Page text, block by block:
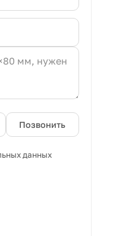
Позвонить
данных